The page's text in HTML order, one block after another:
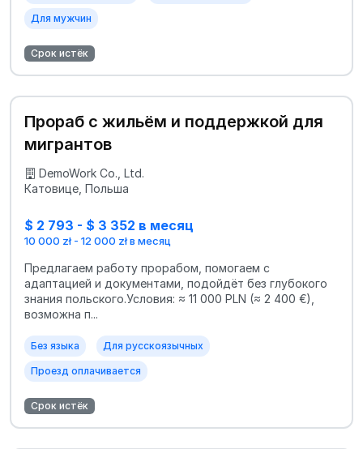
Для мужчин
Срок истёк
Прораб с жильём и поддержкой для
мигрантов
DemoWork Co., Ltd.
Катовице, Польша
$ 2 793 - $ 3 352 в месяц
10 000 zł - 12 000 zł в месяц
Предлагаем работу прорабом, помогаем с
адаптацией и документами, подойдёт без глубокого
знания польского.Условия: ≈ 11 000 PLN (≈ 2 400 €),
возможна п...
Без языка Для русскоязычных
Проезд оплачивается
Срок истёк